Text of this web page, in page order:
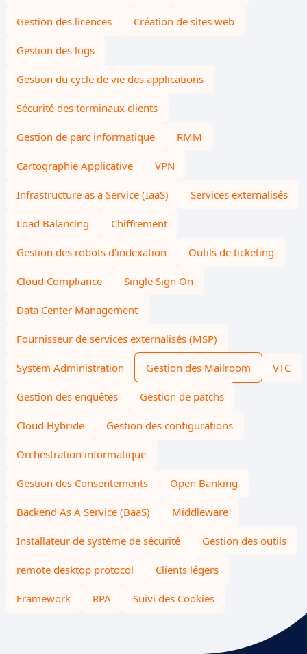
Gestion des licences Création de sites web
Gestion des logs
Gestion du cycle de vie des applications
Sécurité des terminaux clients
Gestion de parc informatique RMM
Cartographie Applicative VPN
Infrastructure as a Service (IaaS) Services externalisés
Load Balancing Chiffrement
Gestion des robots d'indexation Outils de ticketing
Cloud Compliance Single Sign On
Data Center Management
Fournisseur de services externalisés (MSP)
System Administration Gestion des Mailroom VTC
Gestion des enquêtes Gestion de patchs
Cloud Hybride Gestion des configurations
Orchestration informatique
Gestion des Consentements Open Banking
Backend As A Service (BaaS) Middleware
Installateur de système de sécurité Gestion des outils
remote desktop protocol Clients légers
Framework RPA Suivi des Cookies